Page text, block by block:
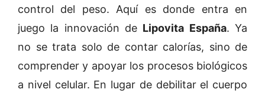
control del peso. Aquí es donde entra en
juego la innovación de Lipovita España. Ya
no se trata solo de contar calorías, sino de
comprender y apoyar los procesos biológicos
a nivel celular. En lugar de debilitar el cuerpo